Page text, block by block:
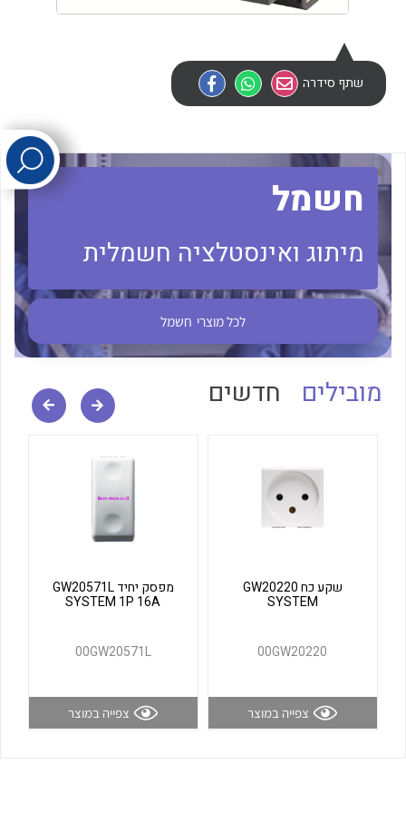
לכל מוצרי היצרן
לכל מוצרי היצרן
שתף סידרה
חשמל
מיתוג ואינסטלציה חשמלית
לכל מוצרי חשמל
מובילים חדשים
שקע כח GW20220
SYSTEM
00GW20220
צפייה במוצר
מפסק יחיד GW20571L
SYSTEM 1P 16A
00GW20571L
צפייה במוצר